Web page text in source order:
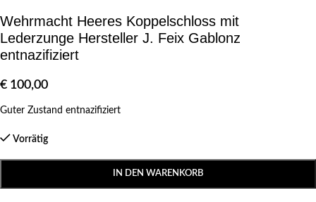
Wehrmacht Heeres Koppelschloss mit
Lederzunge Hersteller J. Feix Gablonz
entnazifiziert
€ 100,00
Guter Zustand entnazifiziert
Vorrätig
IN DEN WARENKORB